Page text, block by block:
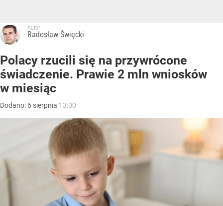
Autor:
Radosław Święcki
Polacy rzucili się na przywrócone
świadczenie. Prawie 2 mln wniosków
w miesiąc
Dodano: 6 sierpnia 13:00